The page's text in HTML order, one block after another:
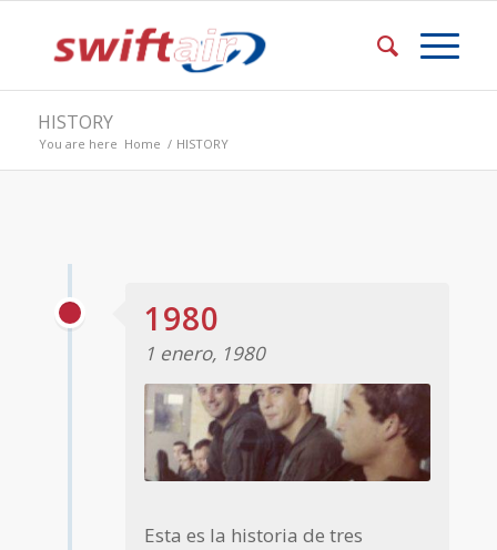
HISTORY
You are here Home / HISTORY
1980
1 enero, 1980
Esta es la historia de tres